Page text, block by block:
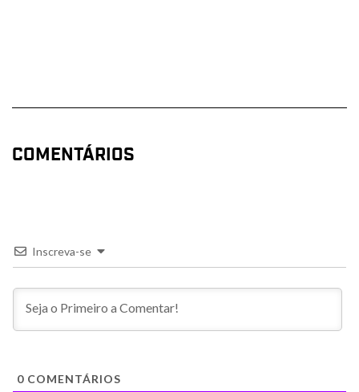
COMENTÁRIOS
Inscreva-se
0 COMENTÁRIOS